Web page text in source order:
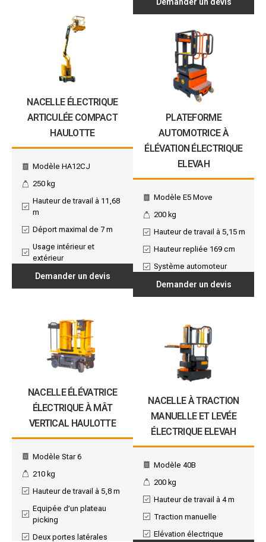
NACELLE ÉLECTRIQUE
ARTICULÉE COMPACT
HAULOTTE
Modèle HA12CJ
250 kg
Hauteur de travail à 11,68
m
Déport maximal de 7 m
Usage intérieur et
extérieur
Demander un devis
NACELLE ÉLÉVATRICE
ÉLECTRIQUE À MÂT
VERTICAL HAULOTTE
Modèle Star 6
210 kg
Hauteur de travail à 5,8 m
Equipée d’un plateau
picking
Deux portes latérales
PLATEFORME
AUTOMOTRICE À
ÉLÉVATION ÉLECTRIQUE
ELEVAH
Modèle E5 Move
200 kg
Hauteur de travail à 5,15 m
Hauteur repliée 169 cm
Système automoteur
Demander un devis
NACELLE À TRACTION
MANUELLE ET LEVÉE
ÉLECTRIQUE ELEVAH
Modèle 40B
200 kg
Hauteur de travail à 4 m
Traction manuelle
Elévation électrique